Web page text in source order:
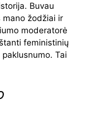
Buvau
žodžiai ir
moderatorė
feministinių
Tai